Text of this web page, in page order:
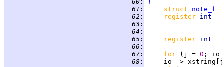
  60
:
{
  61
: struct note_f
  62
: register
  63
:
  64
:
  65
: register
  66
:
  67
: for (j = 0 ;
  68
:
io ->